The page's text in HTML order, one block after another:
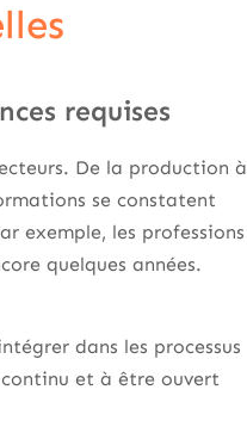
requises
De la production à
se constatent
exemple, les professions
quelques années.
dans les processus
et à être ouvert